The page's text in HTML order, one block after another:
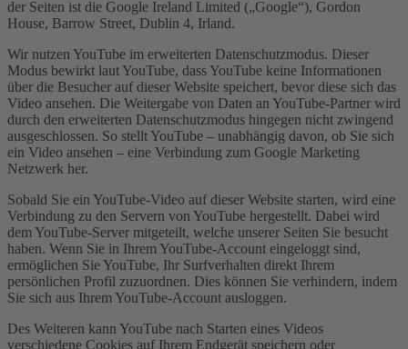
der Seiten ist die Google Ireland Limited („Google“), Gordon
House, Barrow Street, Dublin 4, Irland.
Wir nutzen YouTube im erweiterten Datenschutzmodus. Dieser
Modus bewirkt laut YouTube, dass YouTube keine Informationen
über die Besucher auf dieser Website speichert, bevor diese sich das
Video ansehen. Die Weitergabe von Daten an YouTube-Partner wird
durch den erweiterten Datenschutzmodus hingegen nicht zwingend
ausgeschlossen. So stellt YouTube – unabhängig davon, ob Sie sich
ein Video ansehen – eine Verbindung zum Google Marketing
Netzwerk her.
Sobald Sie ein YouTube-Video auf dieser Website starten, wird eine
Verbindung zu den Servern von YouTube hergestellt. Dabei wird
dem YouTube-Server mitgeteilt, welche unserer Seiten Sie besucht
haben. Wenn Sie in Ihrem YouTube-Account eingeloggt sind,
ermöglichen Sie YouTube, Ihr Surfverhalten direkt Ihrem
persönlichen Profil zuzuordnen. Dies können Sie verhindern, indem
Sie sich aus Ihrem YouTube-Account ausloggen.
Des Weiteren kann YouTube nach Starten eines Videos
verschiedene Cookies auf Ihrem Endgerät speichern oder